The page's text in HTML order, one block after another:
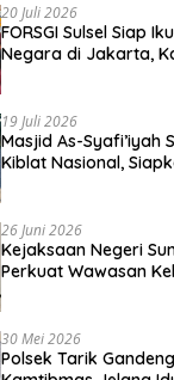
20 Juli 2026
FORSGI Sulsel Siap
Negara di Jakarta,
19 Juli 2026
Masjid As-Syafi’iyah
Kiblat Nasional,
26 Juni 2026
Kejaksaan Negeri
Perkuat Wawasan
30 Mei 2026
Polsek Tarik